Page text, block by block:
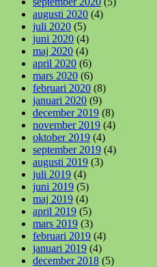
augusti 2020 (4)
juli 2020 (5)
juni 2020 (4)
maj 2020 (4)
april 2020 (6)
mars 2020 (6)
februari 2020 (8)
januari 2020 (9)
december 2019 (8)
november 2019 (4)
oktober 2019 (4)
september 2019 (4)
augusti 2019 (3)
juli 2019 (4)
juni 2019 (5)
maj 2019 (4)
april 2019 (5)
mars 2019 (3)
februari 2019 (4)
januari 2019 (4)
december 2018 (5)